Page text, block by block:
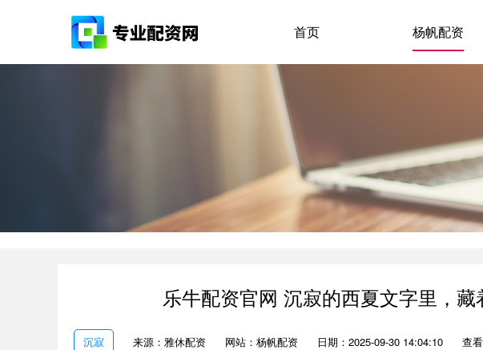
首页 杨帆配资
乐牛配资官网 沉寂的西夏文字里，
沉寂 来源：雅休配资 网站：杨帆配资 日期：2025-09-30 14:04:10 查